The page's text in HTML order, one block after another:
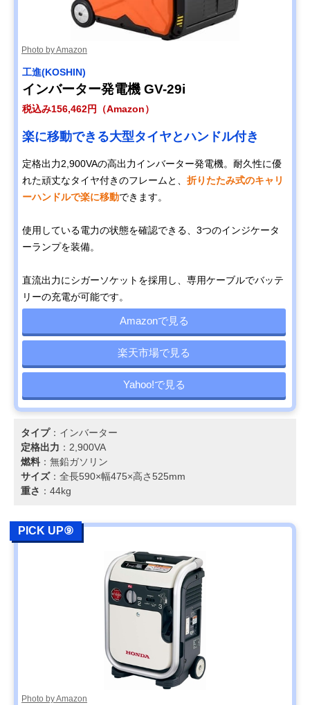
Photo by Amazon
工進(KOSHIN)
インバーター発電機 GV-29i
税込み156,462円（Amazon）
楽に移動できる大型タイヤとハンドル付き
定格出力2,900VAの高出力インバーター発電機。耐久性に優
れた頑丈なタイヤ付きのフレームと、 折りたたみ式のキャリ
ーハンドルで楽に移動できます。
使用している電力の状態を確認できる、3つのインジケータ
ーランプを装備。
直流出力にシガーソケットを採用し、専用ケーブルでバッテ
リーの充電が可能です。
Amazonで見る
楽天市場で見る
Yahoo!で見る
タイプ：インバーター
定格出力 ：2,900VA
燃料 ：無鉛ガソリン
サイズ：全長590×幅475×高さ525mm
重さ ：44kg
PICK UP⑨
Photo by Amazon